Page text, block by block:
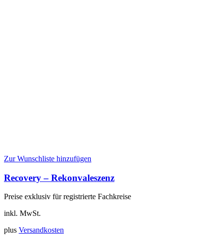
Zur Wunschliste hinzufügen
Recovery – Rekonvaleszenz
Preise exklusiv für registrierte Fachkreise
inkl. MwSt.
plus Versandkosten